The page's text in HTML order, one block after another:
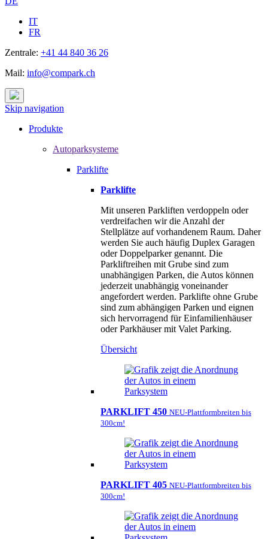
IT
FR
Zentrale: +41 44 840 36 26
Mail: info@compark.ch
Skip navigation
Produkte
Autoparksysteme
Parklifte
Parklifte
Mit unseren Parkliften verdoppeln oder
verdreifachen wir die Anzahl der
Stellplätze auf vorhandenem Raum. Daher
werden Sie auch häufig Duplex Garagen
oder Doppelparker genannt. Die
Parkliftreihen mit Grube sind zum
unabhängigen Parken, die Autos können
jederzeit unabhängig voneinander
angefordert werden. Parklifte ohne Grube
sind zum abhängigen Parken und eignen
sich hervorragend für Einfamilienhäuser
oder Parkhäuser mit Valet Parking.
Übersicht
PARKLIFT 450 NEU-Plattformbreiten bis
300cm!
PARKLIFT 405 NEU-Plattformbreiten bis
300cm!